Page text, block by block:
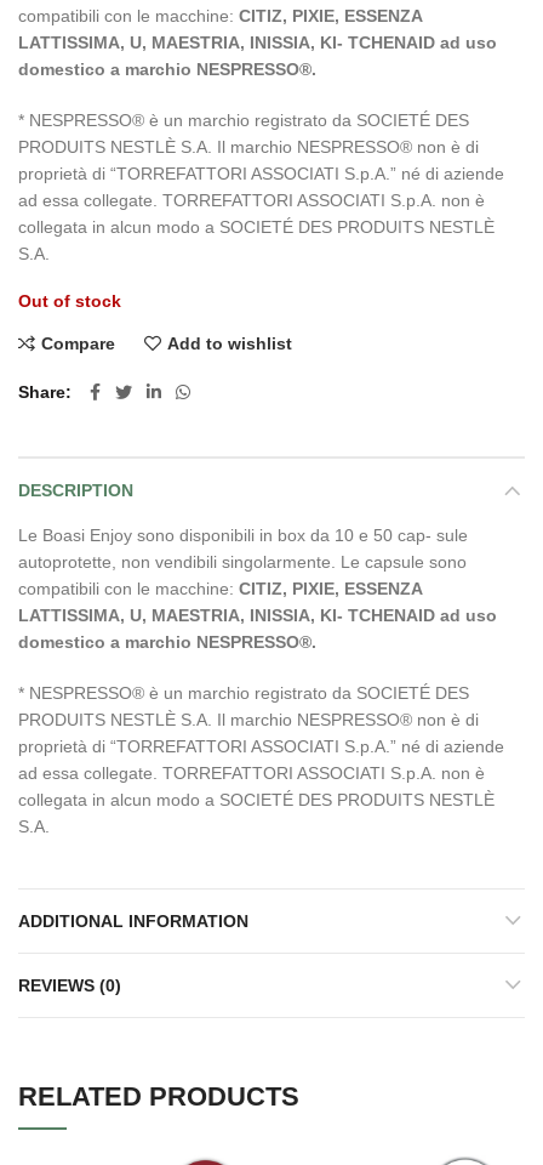
compatibili con le macchine: CITIZ, PIXIE, ESSENZA
LATTISSIMA, U, MAESTRIA, INISSIA, KI- TCHENAID ad uso
domestico a marchio NESPRESSO®.
* NESPRESSO® è un marchio registrato da SOCIETÉ DES
PRODUITS NESTLÈ S.A. Il marchio NESPRESSO® non è di
proprietà di “TORREFATTORI ASSOCIATI S.p.A.” né di aziende
ad essa collegate. TORREFATTORI ASSOCIATI S.p.A. non è
collegata in alcun modo a SOCIETÉ DES PRODUITS NESTLÈ
S.A.
Out of stock
Compare Add to wishlist
Share
DESCRIPTION
Le Boasi Enjoy sono disponibili in box da 10 e 50 cap- sule
autoprotette, non vendibili singolarmente. Le capsule sono
compatibili con le macchine: CITIZ, PIXIE, ESSENZA
LATTISSIMA, U, MAESTRIA, INISSIA, KI- TCHENAID ad uso
domestico a marchio NESPRESSO®.
* NESPRESSO® è un marchio registrato da SOCIETÉ DES
PRODUITS NESTLÈ S.A. Il marchio NESPRESSO® non è di
proprietà di “TORREFATTORI ASSOCIATI S.p.A.” né di aziende
ad essa collegate. TORREFATTORI ASSOCIATI S.p.A. non è
collegata in alcun modo a SOCIETÉ DES PRODUITS NESTLÈ
S.A.
ADDITIONAL INFORMATION
REVIEWS (0)
RELATED PRODUCTS